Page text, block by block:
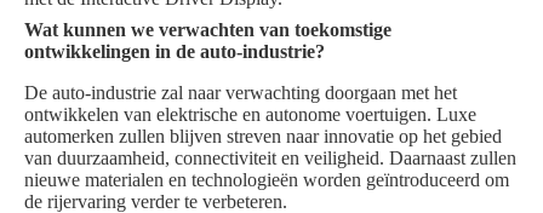
Wat kunnen we verwachten van toekomstige
ontwikkelingen in de auto-industrie?
De auto-industrie zal naar verwachting doorgaan met het
ontwikkelen van elektrische en autonome voertuigen. Luxe
automerken zullen blijven streven naar innovatie op het gebied
van duurzaamheid, connectiviteit en veiligheid. Daarnaast zullen
nieuwe materialen en technologieën worden geïntroduceerd om
de rijervaring verder te verbeteren.